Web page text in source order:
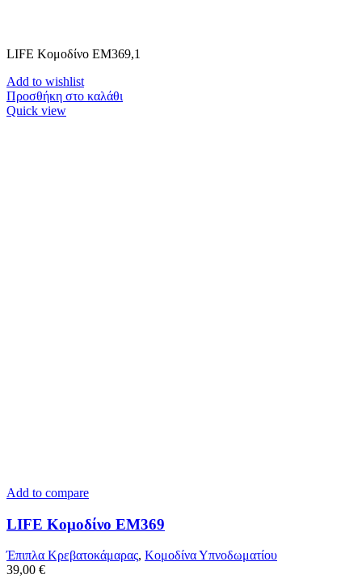
LIFE Κομοδίνο ΕΜ369,1
Add to wishlist
Προσθήκη στο καλάθι
Quick view
Add to compare
LIFE Κομοδίνο ΕΜ369
Έπιπλα Κρεβατοκάμαρας, Κομοδίνα Υπνοδωματίου
39,00 €